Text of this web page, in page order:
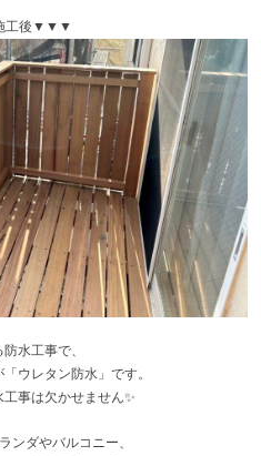
後▼▼▼
事で、
レタン防水」です。
は欠かせません✨
ンダやバルコニー、